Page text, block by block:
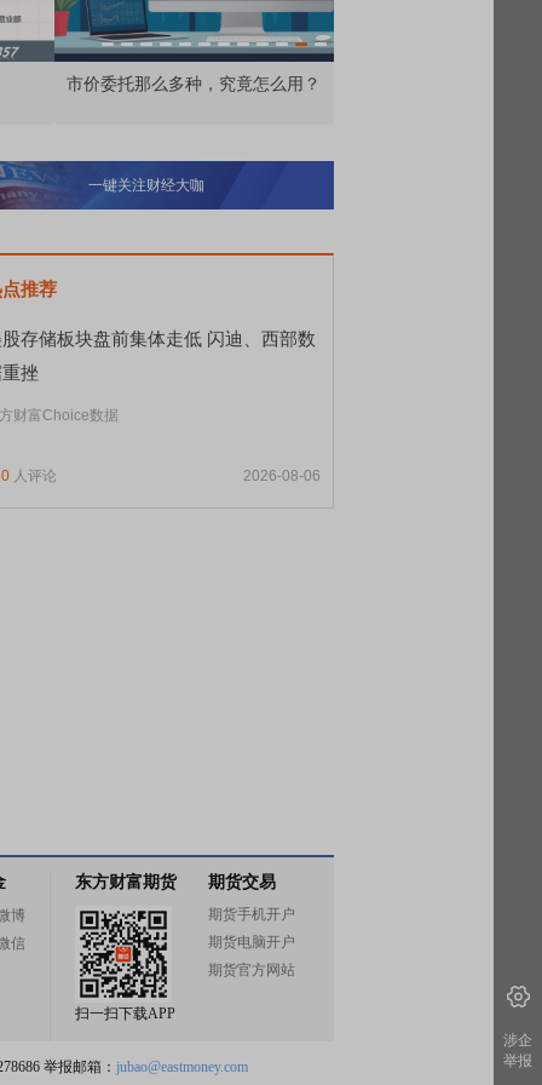
委托那么多种，究竟怎么用？
一键关注财经大咖
推荐
存储板块盘前集体走低 闪迪、西部数
挫
财富Choice数据
人评论 2026-08-06
博
信
东方财富期货
扫一扫下载APP
期货交易
期货手机开户
期货电脑开户
期货官方网站
举报邮箱： jubao@eastmoney.com
涉企
举报